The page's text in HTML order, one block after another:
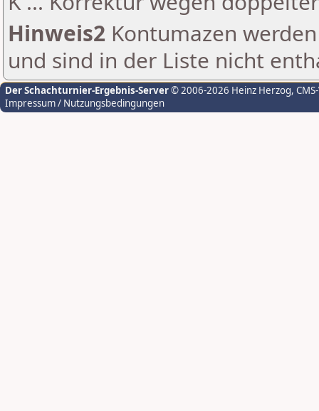
Hinweis2 Kontumazen
und sind in der Liste nicht
Der Schachturnier-Ergebnis-Server© 2006-2026 Heinz Herzog,
Impressum / Nutzungsbedingungen